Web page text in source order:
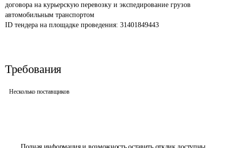
договора на курьерскую перевозку и экспедирование грузов
автомобильным транспортом
ID тендера на площадке проведения: 31401849443
Требования
Несколько поставщиков